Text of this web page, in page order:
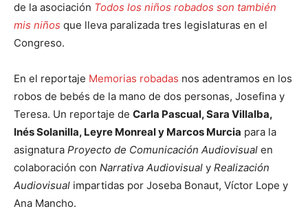
de la asociación Todos los niños robados son también
mis niños que lleva paralizada tres legislaturas en el
Congreso.
En el reportaje Memorias robadas nos adentramos en los
robos de bebés de la mano de dos personas, Josefina y
Teresa. Un reportaje de Carla Pascual, Sara Villalba,
Inés Solanilla, Leyre Monreal y Marcos Murcia para la
asignatura Proyecto de Comunicación Audiovisual en
colaboración con Narrativa Audiovisual y Realización
Audiovisual impartidas por Joseba Bonaut, Víctor Lope y
Ana Mancho.